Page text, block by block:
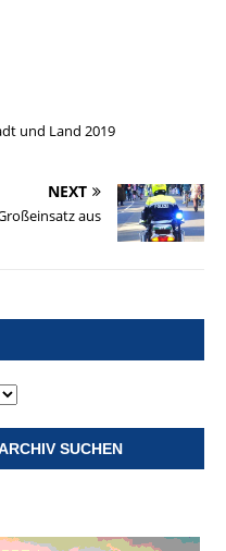
und Land 2019
NEXT
aus
SUCHEN